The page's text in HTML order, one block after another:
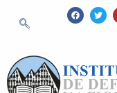
F
a
c
k
T
w
i